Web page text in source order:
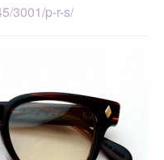
3001/p-r-s/